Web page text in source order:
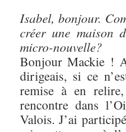
Isabel, bonjour.
créer une maison
micro-nouvelle?
Bonjour Mackie !
dirigeais, si ce
remise à en
rencontre dans
Valois. J’ai